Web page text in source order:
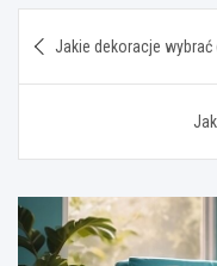
wpisu
Jakie dekoracje wybrać